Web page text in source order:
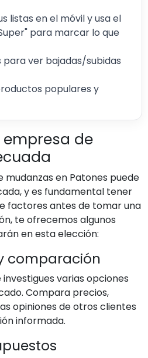
listas en el móvil y usa el
para marcar lo que
para ver bajadas/subidas
populares y
de
mudanzas en Patones puede
y es fundamental tener
factores antes de tomar una
te ofrecemos algunos
en esta elección:
comparación
varias opciones
Compara precios,
opiniones de otros clientes
informada.